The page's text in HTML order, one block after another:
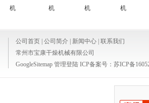
机
机
机
机
公司首页 公司简介 新闻中心 联系我们
常州市宝康干燥机械有限公司
GoogleSitemap 管理登陆 ICP备案号： 苏ICP备